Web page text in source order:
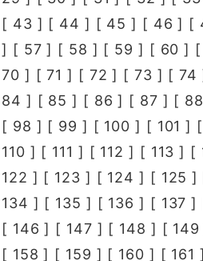
[ 43 ] [ 44 ] [ 45 ] [ 46 ] [
] [ 57 ] [ 58 ] [ 59 ] [ 60 ] [
70 ] [71 ] [ 72 ] [ 73 ] [74
84 ] [ 85 ] [ 86 ] [ 87 ] [ 88
[ 98 ] [ 99 ] [ 100 ] [ 101 ] [
110 ] [ 111 ] [ 112 ] [ 113 ] [
122 ] [ 123 ] [ 124 ] [ 125 ]
134 ] [ 135 ] [ 136 ] [ 137 ]
[ 146 ] [ 147 ] [ 148 ] [ 149
[ 158 ] [ 159 ] [ 160 ] [ 161